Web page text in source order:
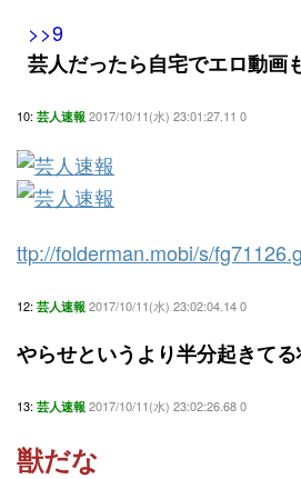
>>9
芸人だったら自宅でエロ動画
10: 芸人速報 2017/10/11(水) 23:01:27.11 0
ttp://folderman.mobi/s/
12: 芸人速報 2017/10/11(水) 23:02:04.14 0
やらせというより半分起きて
13: 芸人速報 2017/10/11(水) 23:02:26.68 0
獣だな